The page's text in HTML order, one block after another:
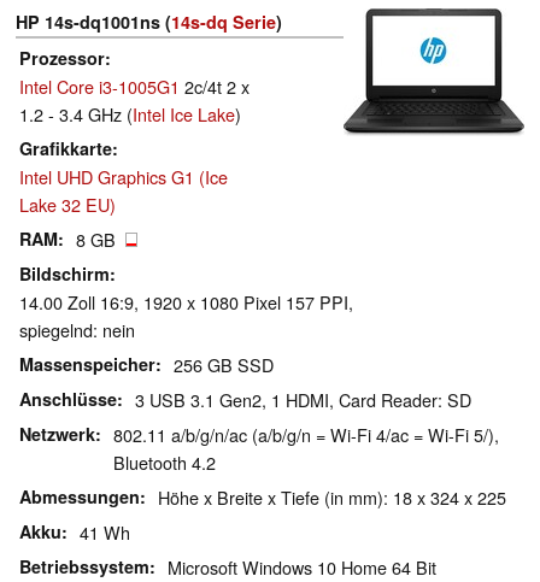
HP 14s-dq1001ns (14s-dq Serie)
Prozessor
Intel Core i3-1005G1 2c/4t 2 x
1.2 - 3.4 GHz (Intel Ice Lake)
Grafikkarte
Intel UHD Graphics G1 (Ice
Lake 32 EU)
RAM 8 GB
Bildschirm
14.00 Zoll 16:9, 1920 x 1080 Pixel 157 PPI,
spiegelnd: nein
Massenspeicher 256 GB SSD
Anschlüsse 3 USB 3.1 Gen2, 1 HDMI, Card Reader: SD
Netzwerk
802.11 a/b/g/n/ac (a/b/g/n = Wi-Fi 4/ac = Wi-Fi 5/),
Bluetooth 4.2
Abmessungen Höhe x Breite x Tiefe (in mm): 18 x 324 x 225
Akku 41 Wh
Betriebssystem Microsoft Windows 10 Home 64 Bit